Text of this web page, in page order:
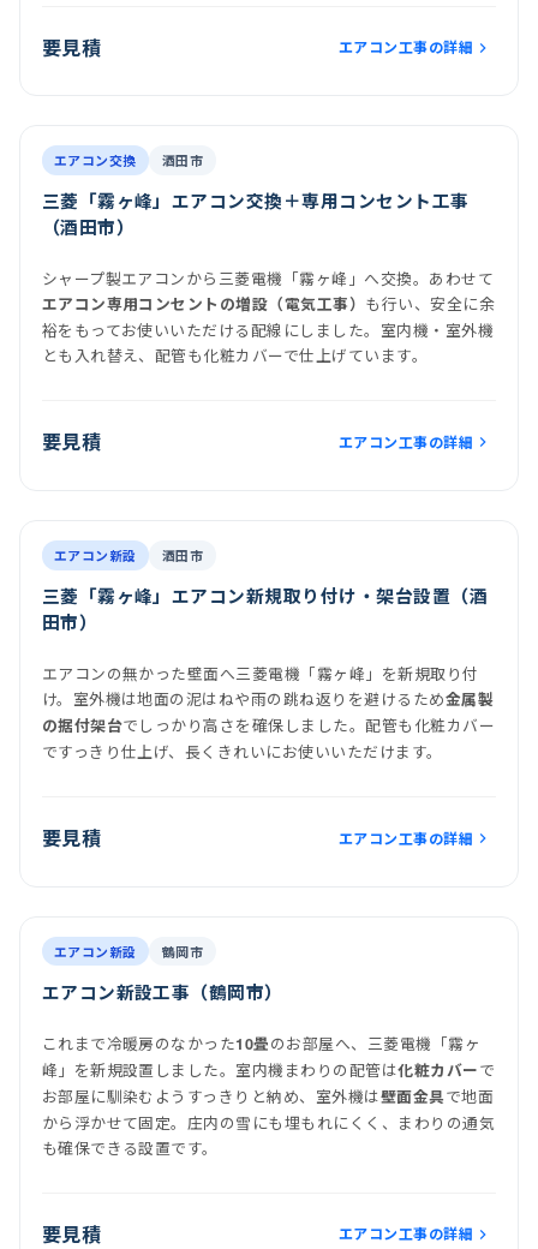
要見積 エアコン工事の詳細
施工後
エアコン交換 酒田市
三菱「霧ヶ峰」エアコン交換＋専用コンセント工事
（酒田市）
シャープ製エアコンから三菱電機「霧ヶ峰」へ交換。あわせて
エアコン専用コンセントの増設（電気工事） も行い、安全に余
裕をもってお使いいただける配線にしました。室内機・室外機
とも入れ替え、配管も化粧カバーで仕上げています。
要見積 エアコン工事の詳細
施工後
エアコン新設 酒田市
三菱「霧ヶ峰」エアコン新規取り付け・架台設置（酒
田市）
エアコンの無かった壁面へ三菱電機「霧ヶ峰」を新規取り付
け。室外機は地面の泥はねや雨の跳ね返りを避けるため金属製
の据付架台でしっかり高さを確保しました。配管も化粧カバー
ですっきり仕上げ、長くきれいにお使いいただけます。
要見積 エアコン工事の詳細
施工後
エアコン新設 鶴岡市
エアコン新設工事（鶴岡市）
これまで冷暖房のなかった10畳のお部屋へ、三菱電機「霧ヶ
峰」を新規設置しました。室内機まわりの配管は化粧カバーで
お部屋に馴染むようすっきりと納め、室外機は壁面金具で地面
から浮かせて固定。庄内の雪にも埋もれにくく、まわりの通気
も確保できる設置です。
要見積 エアコン工事の詳細